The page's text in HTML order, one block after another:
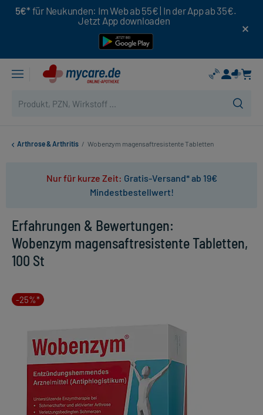
5€* für Neukunden: Im Web ab 55€ | In der App ab 35€.
Jetzt App downloaden
Arthrose & Arthritis / Wobenzym magensaftresistente Tabletten
Nur für kurze Zeit: Gratis-Versand* ab 19€
Mindestbestellwert!
Erfahrungen & Bewertungen:
Wobenzym magensaftresistente Tabletten,
100 St
-25%*